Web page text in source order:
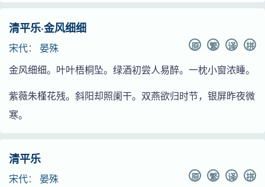
清平乐·金风细细
宋代： 晏殊 拼
译
繁
原
金风细细。叶叶梧桐坠。绿酒初尝人易醉。一枕小窗浓睡。
紫薇朱槿花残。斜阳却照阑干。双燕欲归时节，银屏昨夜微
寒。
清平乐
宋代： 晏殊 拼
译
繁
原